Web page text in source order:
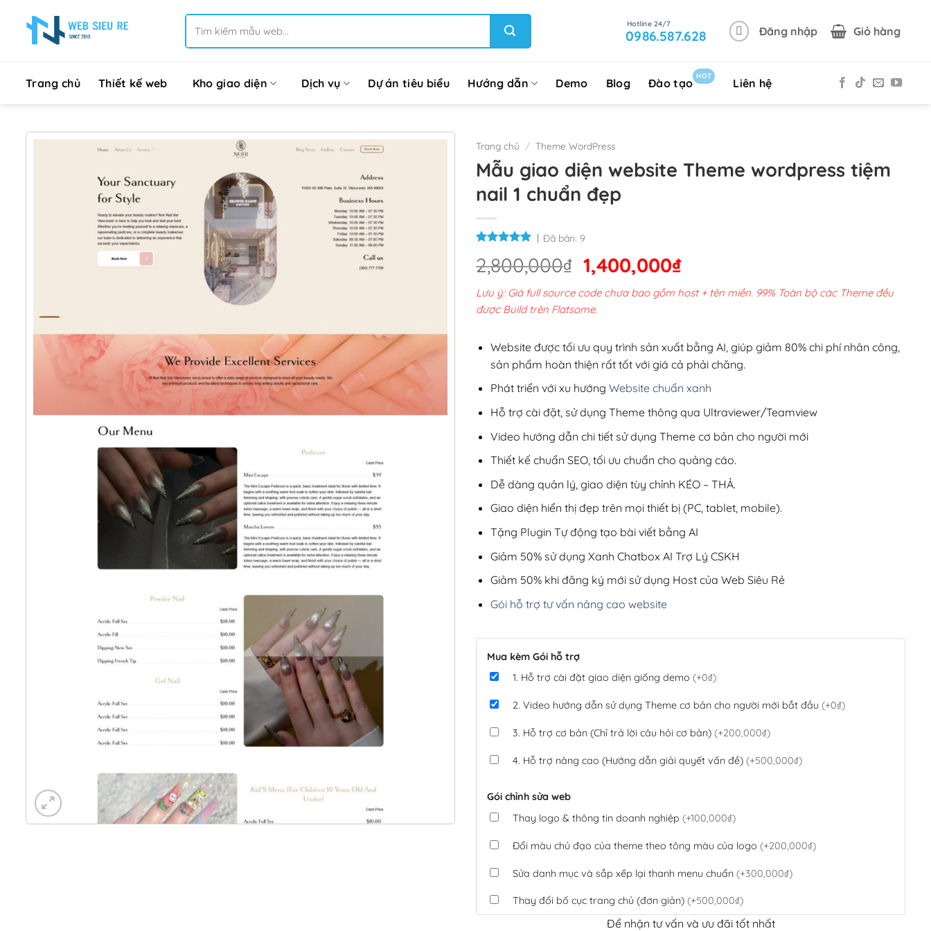
kiếm:
0986.587.628 Đăng nhập Giỏ hàng
Trang chủ Thiết kế web Kho giao diện Dịch vụ Dự án tiêu biểu Hướng dẫn Demo Blog Đào tạo
HOT
Liên hệ
Trang chủ / Theme WordPress
Mẫu giao diện website Theme wordpress tiệm
nail 1 chuẩn đẹp
Đã bán: 9
2,800,000₫ Giá
gốc
là:
1,400,000₫Giá
hiện
tại
1,400,000₫.
Lưu ý: Giá full source code chưa bao gồm host + tên miền. 99% Toàn bộ các Theme đều
được Build trên Flatsome.
Website được tối ưu quy trình sản xuất bằng AI, giúp giảm 80% chi phí nhân công,
sản phẩm hoàn thiện rất tốt với giá cả phải chăng.
Phát triển với xu hướng Website chuẩn xanh
Hỗ trợ cài đặt, sử dụng Theme thông qua Ultraviewer/Teamview
Video hướng dẫn chi tiết sử dụng Theme cơ bản cho người mới
Thiết kế chuẩn SEO, tối ưu chuẩn cho quảng cáo.
Dễ dàng quản lý, giao diện tùy chỉnh KÉO – THẢ.
Giao diện hiển thị đẹp trên mọi thiết bị (PC, tablet, mobile).
Tặng Plugin Tự động tạo bài viết bằng AI
Giảm 50% sử dụng Xanh Chatbox AI Trợ Lý CSKH
Giảm 50% khi đăng ký mới sử dụng Host của Web Siêu Rẻ
Gói hỗ trợ tư vấn nâng cao website
Mua kèm Gói hỗ trợ
1. Hỗ trợ cài đặt giao diện giống demo (+0₫)
2. Video hướng dẫn sử dụng Theme cơ bản cho người mới bắt đầu (+0₫)
3. Hỗ trợ cơ bản (Chỉ trả lời câu hỏi cơ bản) (+200,000₫)
4. Hỗ trợ nâng cao (Hướng dẫn giải quyết vấn đề) (+500,000₫)
Gói chỉnh sửa web
Thay logo & thông tin doanh nghiệp (+100,000₫)
Đổi màu chủ đạo của theme theo tông màu của logo (+200,000₫)
Sửa danh mục và sắp xếp lại thanh menu chuẩn (+300,000₫)
Thay đổi bố cục trang chủ (đơn giản) (+500,000₫)
Tích hợp thanh toán QR Code ngân hàng(+100,000₫)
Để nhận tư vấn và ưu đãi tốt nhất